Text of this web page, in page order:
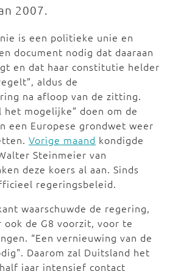
2007.
is een politieke unie en
document nodig dat daaraan
en dat haar constitutie helder
aldus de
na afloop van de zitting.
het mogelijke” doen om de
een Europese grondwet weer
Vorige maand kondigde
Steinmeier van
deze koers al aan. Sinds
regeringsbeleid.
waarschuwde de regering,
ook de G8 voorzit, voor te
“Een vernieuwing van de
Daarom zal Duitsland het
jaar intensief contact